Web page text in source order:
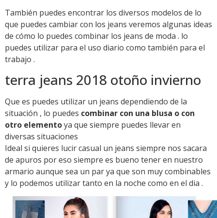
También puedes encontrar los diversos modelos de lo
que puedes cambiar con los jeans veremos algunas ideas
de cómo lo puedes combinar los jeans de moda . lo
puedes utilizar para el uso diario como también para el
trabajo .
terra jeans 2018 otoño invierno
Que es puedes utilizar un jeans dependiendo de la
situación , lo puedes combinar con una blusa o con
otro elementoya que siempre puedes llevar en
diversas situaciones
Ideal si quieres lucir casual un jeans siempre nos sacara
de apuros por eso siempre es bueno tener en nuestro
armario aunque sea un par ya que son muy combinables
y lo podemos utilizar tanto en la noche como en el dia .